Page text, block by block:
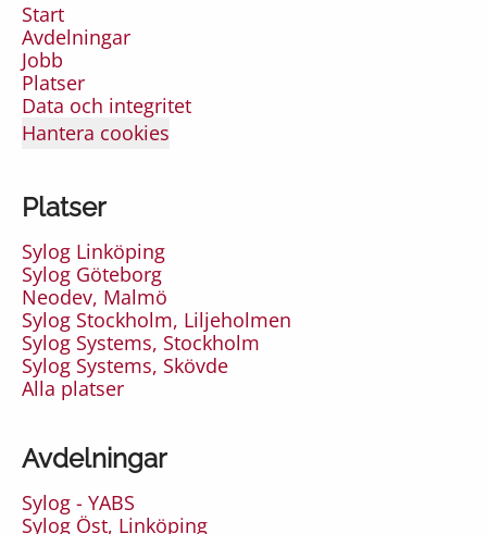
Start
Avdelningar
Jobb
Platser
Data och integritet
Hantera cookies
Platser
Sylog Linköping
Sylog Göteborg
Neodev, Malmö
Sylog Stockholm, Liljeholmen
Sylog Systems, Stockholm
Sylog Systems, Skövde
Alla platser
Avdelningar
Sylog - YABS
Sylog Öst, Linköping